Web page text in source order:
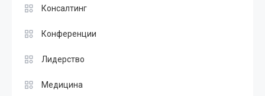
Консалтинг
Конференции
Лидерство
Медицина